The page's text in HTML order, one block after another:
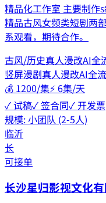
精品化工作室 主要制作
精品古风女频类短剧两
系观看，期待合作。
古风/历史真人漫改AI全
竖屏漫剧真人漫改AI全
💰 1200/集⚡6集/天
✓ 试稿✓ 签合同✓ 开发票
规模:小团队 (2-5人)
临沂
长
可接单
长沙星归影视文化